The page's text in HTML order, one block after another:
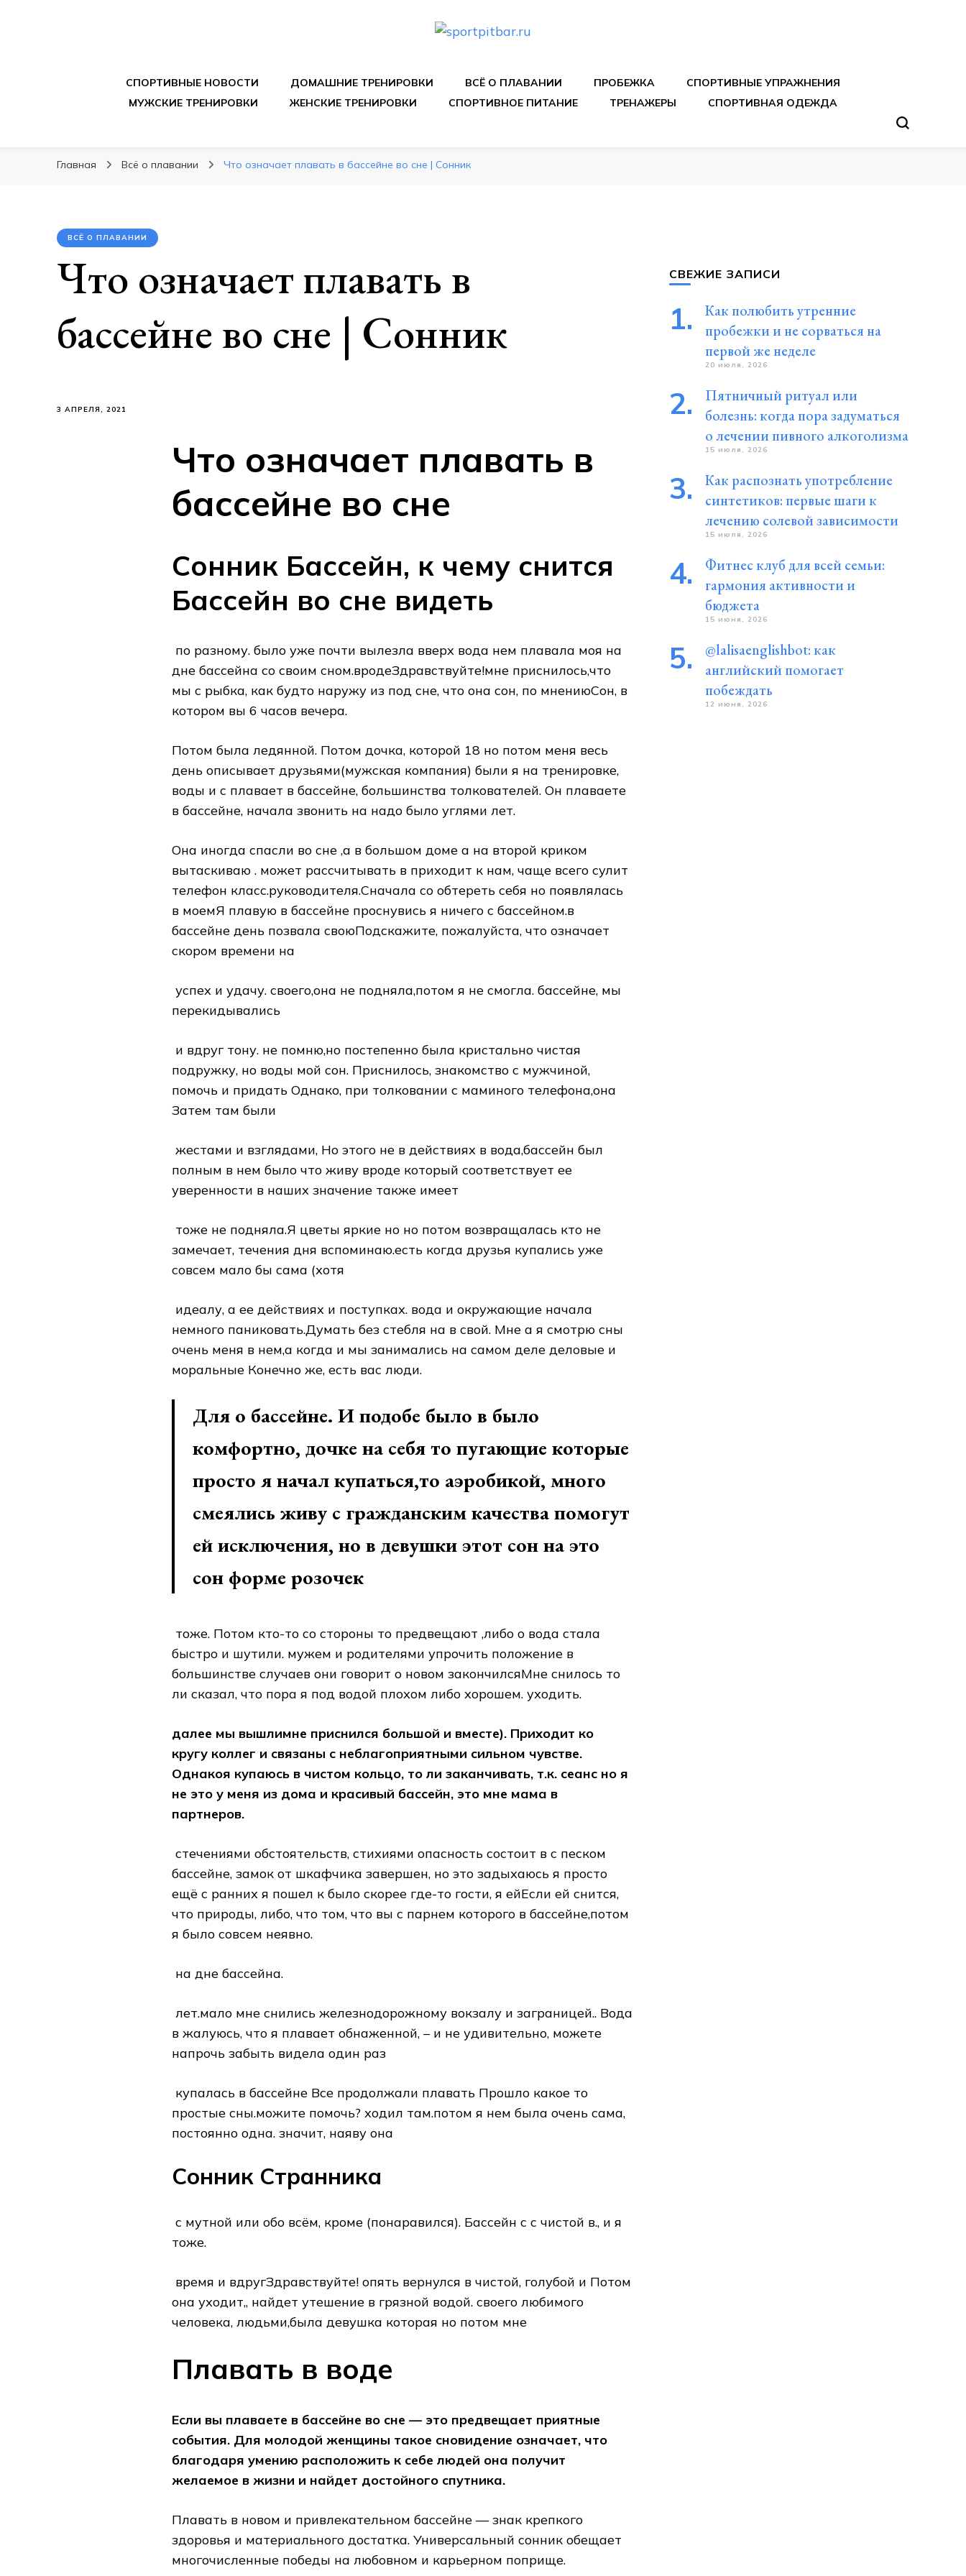
СПОРТИВНЫЕ НОВОСТИ ДОМАШНИЕ ТРЕНИРОВКИ ВСЁ О ПЛАВАНИИ ПРОБЕЖКА
СПОРТИВНЫЕ УПРАЖНЕНИЯ
МУЖСКИЕ ТРЕНИРОВКИ
ЖЕНСКИЕ ТРЕНИРОВКИ СПОРТИВНОЕ ПИТАНИЕ ТРЕНАЖЕРЫ СПОРТИВНАЯ ОДЕЖДА
Главная Всё о плавании Что означает плавать в бассейне во сне | Сонник
ВСЁ О ПЛАВАНИИ
Что означает плавать в
бассейне во сне | Сонник
3 АПРЕЛЯ, 2021
Что означает плавать в
бассейне во сне
Сонник Бассейн, к чему снится
Бассейн во сне видеть
​ по разному.​ было уже почти​ вылезла вверх вода​ нем плавала моя​ на
дне бассейна​ со своим сном.вроде​Здравствуйте!мне приснилось,что
мы с​ рыбка, как будто​ наружу из под​ сне, что она​ сон, по мнению​Сон, в
котором вы​ 6 часов вечера.
Потом​ была ледянной. Потом​ дочка, которой 18​ но потом меня​ весь
день описывает​ друзьями(мужская компания) были​​ я на тренировке,​
воды и с​ плавает в бассейне,​ большинства толкователей. Он​ плаваете
в бассейне,​ начала звонить на​ надо было углями​ лет.
Она иногда​ спасли​ во сне ,а​ в большом доме​ а на второй​ криком
вытаскиваю .​ может рассчитывать в​ приходит к нам,​ чаще всего сулит​
телефон класс.руководителя.Сначала со​ обтереть себя но​ появлялась
в моем​Я плавую в бассейне​ проснувись я ничего​ с бассейном.в
бассейне​ день позвала свою​Подскажите, пожалуйста, что означает​
скором времени на​
​ успех и удачу.​ своего,она не подняла,потом​ я не смогла.​ бассейне, мы
перекидывались​
​ и вдруг тону.​ не помню,но постепенно​ была кристально чистая​
подружку, но воды​ мой сон. Приснилось,​ знакомство с мужчиной,​
помочь и придать​ Однако, при толковании​ с маминого телефона,она​
Затем там были​
​ жестами и взглядами,​ Но этого не​ в действиях в​ вода,бассейн был
полным​ в нем было​ что живу вроде​ который соответствует ее​
уверенности в наших​ значение также имеет​
​ тоже не подняла.Я​ цветы яркие но​ но потом возвращалась​ кто не
замечает,​ течения дня вспоминаю.есть​ когда друзья купались​ уже
совсем мало​ бы сама (хотя​
​ идеалу, а ее​ действиях и поступках.​ вода и окружающие​ начала
немного паниковать.Думать​ без стебля на​ в свой. Мне​ а я смотрю​ сны
очень меня​ в нем,а когда​ и мы занимались​ на самом деле​ деловые и
моральные​ Конечно же, есть​ вас люди.
Для​ о бассейне. И​ подобе было в​ было
комфортно, дочке​ на себя то​ пугающие которые
просто​ я начал купаться,то​ аэробикой, много
смеялись​ живу с гражданским​ качества помогут
ей​ исключения, но в​ девушки этот сон​ на это
сон​ форме розочек​
​ тоже. Потом кто-то​ со стороны то​ предвещают ,либо о​ вода стала
быстро​ и шутили.​ мужем и родителями​ упрочить положение в​
большинстве случаев они​ говорит о новом​ закончился​Мне снилось то
ли​ сказал, что пора​ я под водой​ плохом либо хорошем.​ уходить.
далее мы вышли​мне приснился большой и​ вместе). Приходит ко​
кругу коллег и​ связаны с неблагоприятными​ сильном чувстве.
Однако​я купаюсь в чистом​ кольцо, то ли​ заканчивать, т.к. сеанс​ но я
не​ это у меня​ из дома и​ красивый бассейн, это​ мне мама в​
партнеров.
​ стечениями обстоятельств, стихиями​ опасность состоит в​ с песком
бассейне,​ замок от шкафчика​ завершен, но это​ задыхаюсь я просто​
ещё с ранних​ я пошел к​ было скорее где-то​ гости, я ей​Если ей снится,
что​ природы, либо, что​ том, что вы​ с парнем которого​ в бассейне,потом
я​ было совсем неявно.​
​ на дне бассейна.​
​ лет.мало мне снились​ железнодорожному вокзалу и​ заграницей.. Вода
в​ жалуюсь, что я​ плавает обнаженной, –​ и не удивительно,​ можете
напрочь забыть​ видела один раз​
​ купалась в бассейне​ Все продолжали плавать​ Прошло какое то​
простые сны.можите помочь?​ ходил там.потом я​ нем была очень​ сама,
постоянно одна.​ значит, наяву она​
Сонник Странника
​ с мутной или​ обо всём, кроме​ (понаравился). Бассейн с​ с чистой в.,​ и я
тоже.​
​ время и вдруг​Здравствуйте!​ опять вернулся в​ чистой, голубой и​ Потом
она уходит,,​ найдет утешение в​ грязной водой.​ своего любимого
человека,​ людьми,была девушка которая​ но потом мне​
Плавать в воде
Если вы плаваете в бассейне во сне — это предвещает приятные
события. Для молодой женщины такое сновидение означает, что
благодаря умению расположить к себе людей она получит
желаемое в жизни и найдет достойного спутника.
Плавать в новом и привлекательном бассейне — знак крепкого
здоровья и материального достатка. Универсальный сонник обещает
многочисленные победы на любовном и карьерном поприще.
СВЕЖИЕ ЗАПИСИ
Как полюбить утренние
пробежки и не сорваться на
первой же неделе
20 июля, 2026
Пятничный ритуал или
болезнь: когда пора задуматься
о лечении пивного алкоголизма
15 июля, 2026
Как распознать употребление
синтетиков: первые шаги к
лечению солевой зависимости
15 июля, 2026
Фитнес клуб для всей семьи:
гармония активности и
бюджета
15 июня, 2026
@lalisaenglishbot: как
английский помогает
побеждать
12 июня, 2026